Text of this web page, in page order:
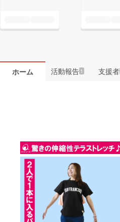
ホーム 活動報告1 支援者